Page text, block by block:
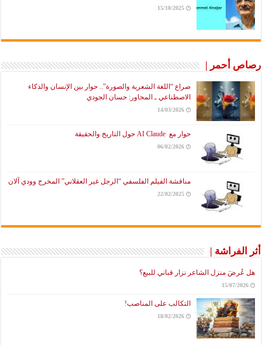
15/10/2025
رصاص أحمر |
صراع “اللغة الشعرية والصورة”.. حوار بين الإنسان والذكاء
الاصطناعي ـ المحاور: حسان الجودي
14/03/2026
حوار مع AI Claude حول التاريخ والحقيقة
06/02/2026
مناقشة الفيلم الفلسفي “الرجل غير العقلاني” المخرج وودي آلان
22/02/2025
أثر الفراشة |
هل عُرضَ منزل الشاعر نزار قباني للبيع؟
15/07/2026
التكالب على المناصب!
18/02/2026